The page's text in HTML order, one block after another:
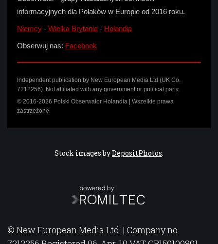
informacyjnych dla Polaków w Europie od 2016 roku.
Niemcy - Wielka Brytania - Holandia
Obserwuj nas: Facebook
Independent publication by New European Media Ltd (UK Co.
7212256). Not affiliated with any government or political party.
© 2016-2026 Polski Obserwator Holandia | Wszelkie prawa
zastrzeżone.
Stock images byDepositPhotos.
© New European Media Ltd. | Company no.